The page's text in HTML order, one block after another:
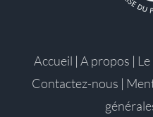
Accueil | A propos |
Contactez-nous |